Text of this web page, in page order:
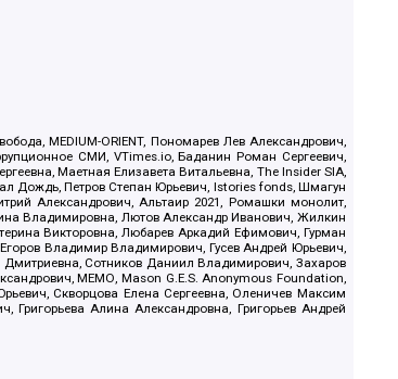
MEDIUM-ORIENT, Пономарев Лев Александрович,
СМИ, VTimes.io, Баданин Роман Сергеевич,
Маетная Елизавета Витальевна, The Insider SIA,
Дождь, Петров Степан Юрьевич, Istories fonds, Шмагун
Александрович, Альтаир 2021, Ромашки монолит,
Владимировна, Лютов Александр Иванович, Жилкин
Викторовна, Любарев Аркадий Ефимович, Гурман
Владимир Владимирович, Гусев Андрей Юрьевич,
Сотников Даниил Владимирович, Захаров
МЕМО, Mason G.E.S. Anonymous Foundation,
Скворцова Елена Сергеевна, Оленичев Максим
Алина Александровна, Григорьев Андрей